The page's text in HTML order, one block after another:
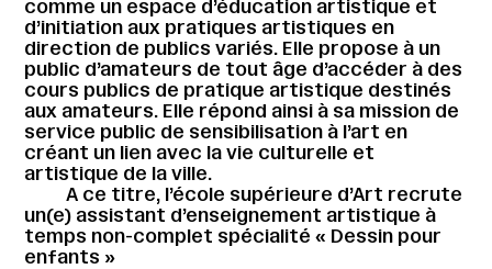
comme un espace d’éducation artistique et
d’initiation aux pratiques artistiques en
direction de publics variés. Elle propose à un
public d’amateurs de tout âge d’accéder à des
cours publics de pratique artistique destinés
aux amateurs. Elle répond ainsi à sa mission de
service public de sensibilisation à l’art en
créant un lien avec la vie culturelle et
artistique de la ville.
A ce titre, l’école supérieure d’Art recrute
un(e) assistant d’enseignement artistique à
temps non-complet spécialité « Dessin pour
enfants »